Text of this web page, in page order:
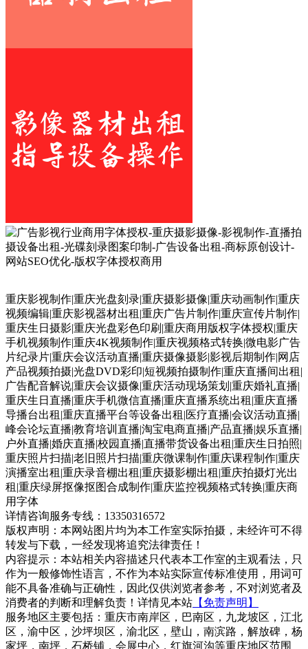
重庆影视制作|重庆光盘刻录|重庆摄影摄像|重庆动画制作|重庆
视频编辑|重庆影视器材出租|重庆广告片制作|重庆宣传片制作|
重庆生日摄影|重庆光盘彩色印刷|重庆商用版权字体授权|重庆
手机视频制作|重庆4K视频制作|重庆视频格式转换|微电影广告
片纪录片|重庆会议活动直播|重庆摄像摄影|影视后期制作|网店
产品视频拍摄|光盘DVD彩印|短视频拍摄制作|重庆直播间出租|
广告配音解说|重庆会议摄像|重庆活动现场策划|重庆婚礼直播|
重庆生日直播|重庆手机微信直播|重庆直播系统出租|重庆直播
导播台出租|重庆直播平台等设备出租|医疗直播|会议活动直播|
峰会论坛直播|教育培训直播|淘宝电商直播|产品直播|娱乐直播|
户外直播|婚庆直播|校园直播|直播带货设备出租|重庆生日拍照|
重庆照片扫描|老旧照片扫描|重庆微课制作|重庆课程制作|重庆
演播室出租|重庆录音棚出租|重庆摄影棚出租|重庆拍摄灯光出
租|重庆绿屏抠像抠图合成制作|重庆监控视频格式转换|重庆商
用字体
详情咨询服务专线：13350316572
版权声明：本网站图片均为本工作室实际拍摄，未经许可不得
转发与下载，一经发现将追究法律责任！
内容提示：本站相关内容描述只代表本工作室的主观看法，只
作为一般修饰性语言，不作为本站实际宣传标准使用，用词可
能不具备准确与正确性，因此仅供浏览者参考，不对浏览者及
消费者的判断和理解负责！详情见本站 【免责声明】
服务地区主要包括：重庆市南岸区，巴南区，九龙坡区，江北
区，渝中区，沙坪坝区，渝北区，壁山，南滨路，解放碑，杨
家坪，南坪，石桥铺，会展中心，红旗河沟等重庆地区范围